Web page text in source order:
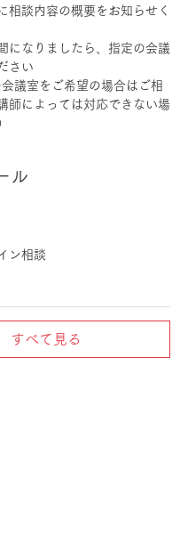
相談内容の概要をお知らせく
になりましたら、指定の会議
さい
会議室をご希望の場合はご相
師によっては対応できない場
ル
ン相談
すべて見る